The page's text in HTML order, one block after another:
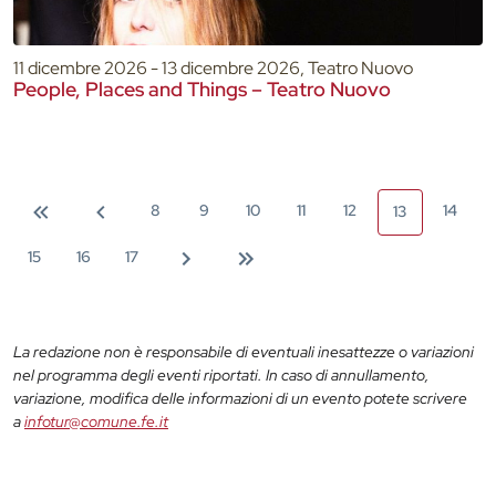
11 dicembre 2026 - 13 dicembre 2026, Teatro Nuovo
People, Places and Things – Teatro Nuovo
8 9 10 11 12 13 14
15 16 17
La redazione non è responsabile di eventuali inesattezze o variazioni
nel programma degli eventi riportati. In caso di annullamento,
variazione, modifica delle informazioni di un evento potete scrivere
ainfotur@comune.fe.it